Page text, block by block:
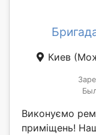
Киев
Виконуємо
приміщень!